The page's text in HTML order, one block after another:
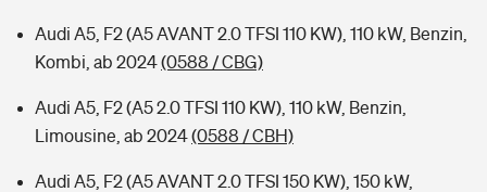
Audi A5, F2 (A5 AVANT 2.0 TFSI 110 KW), 110 kW, Benzin,
Kombi, ab 2024(0588 / CBG)
Audi A5, F2 (A5 2.0 TFSI 110 KW), 110 kW, Benzin,
Limousine, ab 2024(0588 / CBH)
Audi A5, F2 (A5 AVANT 2.0 TFSI 150 KW), 150 kW,